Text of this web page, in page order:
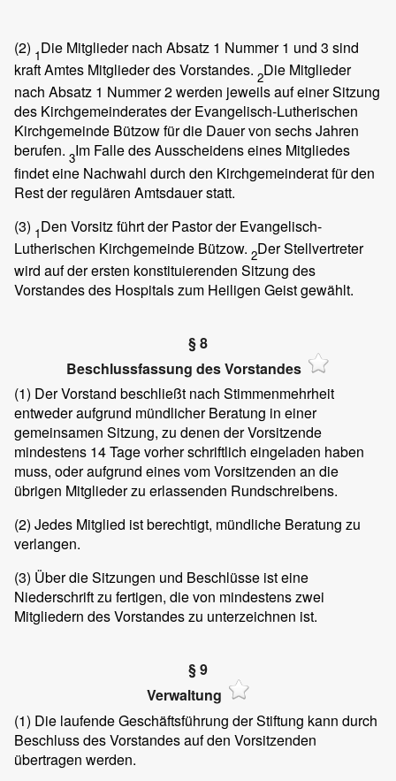
(2) 1Die Mitglieder nach Absatz 1 Nummer 1 und 3 sind
kraft Amtes Mitglieder des Vorstandes. 2Die Mitglieder
nach Absatz 1 Nummer 2 werden jeweils auf einer Sitzung
des Kirchgemeinderates der Evangelisch-Lutherischen
Kirchgemeinde Bützow für die Dauer von sechs Jahren
berufen. 3Im Falle des Ausscheidens eines Mitgliedes
findet eine Nachwahl durch den Kirchgemeinderat für den
Rest der regulären Amtsdauer statt.
(3) 1Den Vorsitz führt der Pastor der Evangelisch-
Lutherischen Kirchgemeinde Bützow. 2Der Stellvertreter
wird auf der ersten konstituierenden Sitzung des
Vorstandes des Hospitals zum Heiligen Geist gewählt.
§ 8
Beschlussfassung des Vorstandes
(1) Der Vorstand beschließt nach Stimmenmehrheit
entweder aufgrund mündlicher Beratung in einer
gemeinsamen Sitzung, zu denen der Vorsitzende
mindestens 14 Tage vorher schriftlich eingeladen haben
muss, oder aufgrund eines vom Vorsitzenden an die
übrigen Mitglieder zu erlassenden Rundschreibens.
(2) Jedes Mitglied ist berechtigt, mündliche Beratung zu
verlangen.
(3) Über die Sitzungen und Beschlüsse ist eine
Niederschrift zu fertigen, die von mindestens zwei
Mitgliedern des Vorstandes zu unterzeichnen ist.
§ 9
Verwaltung
(1) Die laufende Geschäftsführung der Stiftung kann durch
Beschluss des Vorstandes auf den Vorsitzenden
übertragen werden.